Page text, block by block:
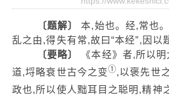
〔题解〕
本,始也。经,常也
乱之由,得失有常,故曰“本经”,因以
〔要略〕
《本经》者,所以
道,埒略衰世古今之变①,以褒先世
政也,所以使人黜耳目之聪明,精神